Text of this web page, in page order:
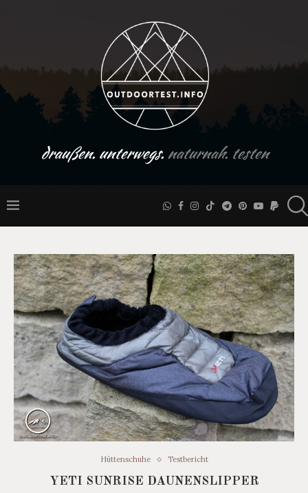
draußen. unterwegs.naturnah. testen
Hüttenschuhe Testbericht
YETI SUNRISE DAUNENSLIPPER